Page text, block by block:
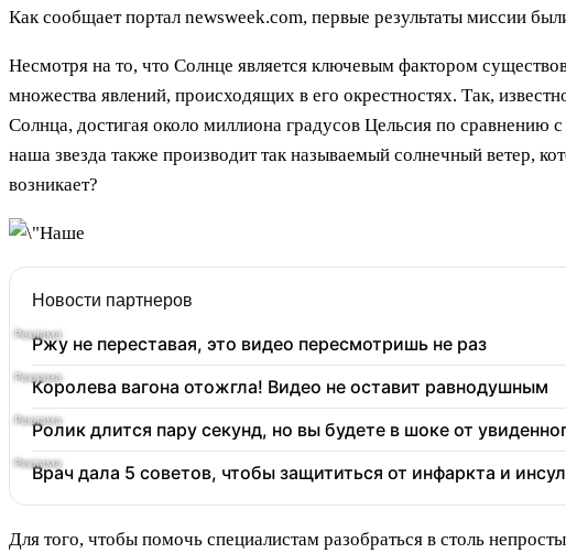
Как сообщает портал newsweek.com, первые результаты миссии
Несмотря на то, что Солнце является ключевым фактором
множества явлений, происходящих в его окрестностях. Так,
Солнца, достигая около миллиона градусов Цельсия по
наша звезда также производит так называемый солнечный ветер,
возникает?
Новости партнеров
Ржу не переставая, это видео пересмотришь не раз
Королева вагона отожгла! Видео не оставит равнодушным
Ролик длится пару секунд, но вы будете в шоке от
Врач дала 5 советов, чтобы защититься от инфаркта и
Для того, чтобы помочь специалистам разобраться в столь